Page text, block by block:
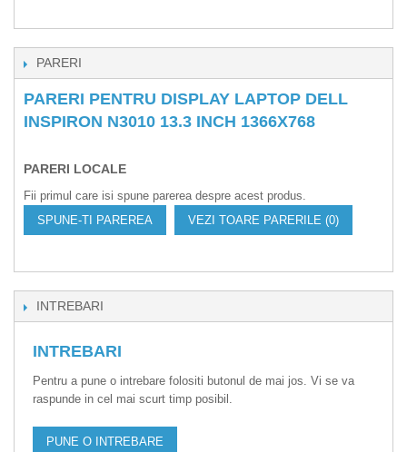
PARERI
PARERI PENTRU DISPLAY LAPTOP DELL
INSPIRON N3010 13.3 INCH 1366X768
PARERI LOCALE
Fii primul care isi spune parerea despre acest produs.
SPUNE-TI PAREREA
VEZI TOARE PARERILE (0)
INTREBARI
INTREBARI
Pentru a pune o intrebare folositi butonul de mai jos. Vi se va
raspunde in cel mai scurt timp posibil.
PUNE O INTREBARE